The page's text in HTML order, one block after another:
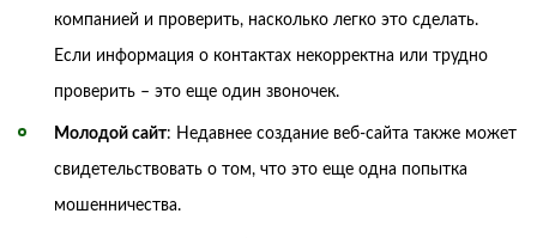
компанией и проверить, насколько легко это сделать.
Если информация о контактах некорректна или трудно
проверить – это еще один звоночек.
Молодой сайт: Недавнее создание веб-сайта также может
свидетельствовать о том, что это еще одна попытка
мошенничества.